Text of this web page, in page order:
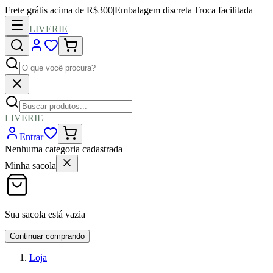
Frete grátis acima de R$300|Embalagem discreta|Troca facilitada
LIVERIE
LIVERIE
Entrar
Nenhuma categoria cadastrada
Minha sacola
Sua sacola está vazia
Continuar comprando
Loja